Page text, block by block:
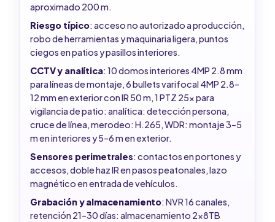
aproximado 200 m.
Riesgo típico: acceso no autorizado a producción,
robo de herramientas y maquinaria ligera, puntos
ciegos en patios y pasillos interiores.
CCTV y analítica: 10 domos interiores 4MP 2.8 mm
para líneas de montaje, 6 bullets varifocal 4MP 2.8–
12 mm en exterior con IR 50 m, 1 PTZ 25x para
vigilancia de patio: analítica: detección persona,
cruce de línea, merodeo: H.265, WDR: montaje 3–5
m en interiores y 5–6 m en exterior.
Sensores perimetrales: contactos en portones y
accesos, doble haz IR en pasos peatonales, lazo
magnético en entrada de vehículos.
Grabación y almacenamiento: NVR 16 canales,
retención 21–30 días: almacenamiento 2x8TB